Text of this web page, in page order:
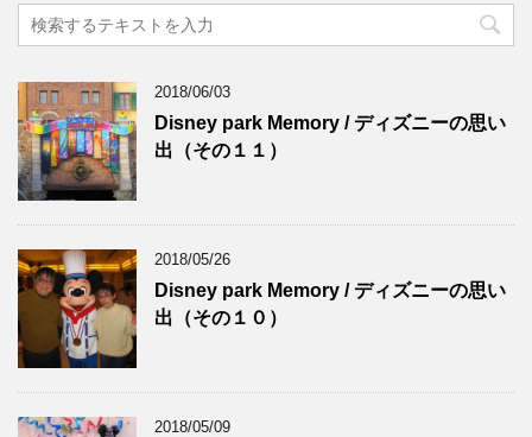
2018/06/03
Disney park Memory / ディズニーの思い
出（その１１）
2018/05/26
Disney park Memory / ディズニーの思い
出（その１０）
2018/05/09